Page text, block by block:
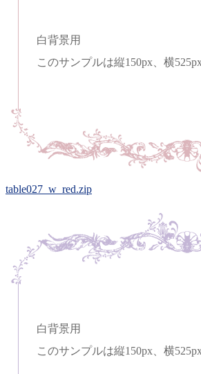
白背景用
このサンプルは縦150px、横
table027_w_red.zip
白背景用
このサンプルは縦150px、横